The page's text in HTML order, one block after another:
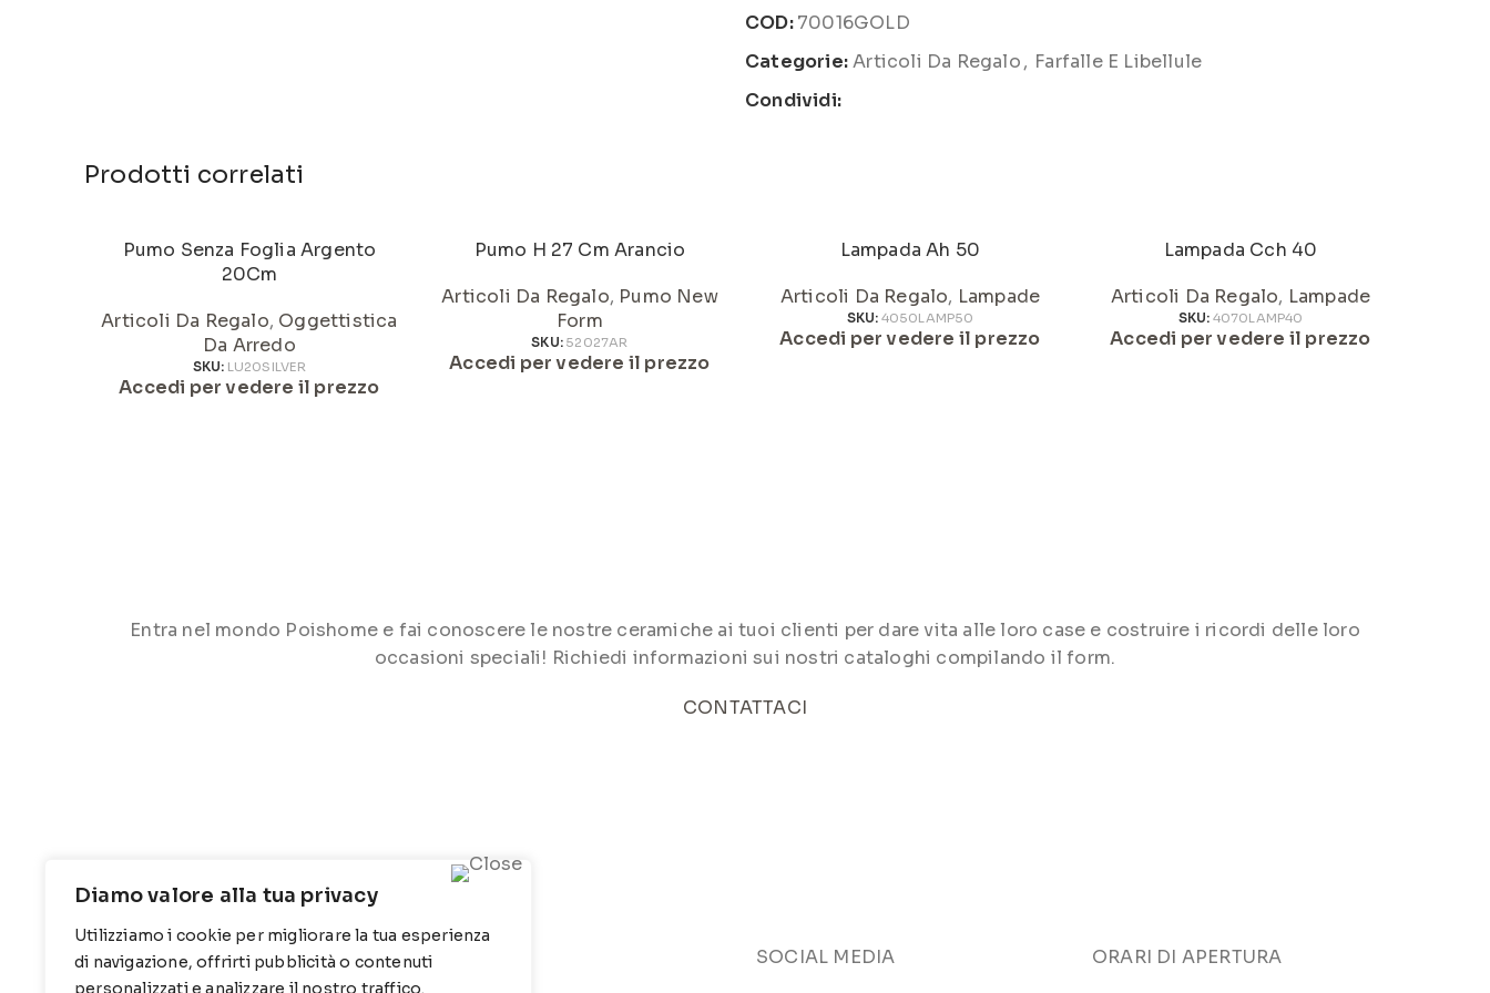
Diamo valore alla tua privacy
Utilizziamo i cookie per migliorare la tua esperienza
di navigazione, offrirti pubblicità o contenuti
personalizzati e analizzare il nostro traffico.
COD:70016GOLD
Categorie: Articoli Da Regalo, Farfalle E Libellule
Condividi:
Prodotti correlati
Pumo Senza Foglia Argento
20Cm
Articoli Da Regalo, Oggettistica
Da Arredo
SKU: LU20SILVER
Accedi per vedere il prezzo
Pumo H 27 Cm Arancio
Articoli Da Regalo, Pumo New
Form
SKU: 52027AR
Accedi per vedere il prezzo
Lampada Ah 50
Articoli Da Regalo, Lampade
SKU: 4050LAMP50
Accedi per vedere il prezzo
Lampada Cch 40
Articoli Da Regalo, Lampade
SKU: 4070LAMP40
Accedi per vedere il prezzo
Entra nel mondo Poishome e fai conoscere le nostre ceramiche ai tuoi clienti per dare vita alle loro case e costruire i ricordi delle loro
occasioni speciali! Richiedi informazioni sui nostri cataloghi compilando il form.
CONTATTACI
CONTATTI
INFO
SOCIAL MEDIA
ORARI DI APERTURA